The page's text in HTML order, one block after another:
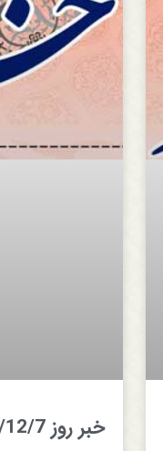
خبر روز 1401/12/7